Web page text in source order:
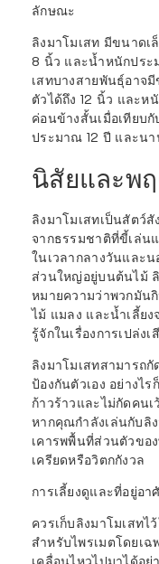
ลักษณะ
ลิงมาโมเสท มีขนาด
8 นิ้ว และน้ำหนักประ
เสทบางสายพันธุ์อาจ
ตัวได้ถึง 12 นิ้ว และห
ค่อนข้างสั้นเมื่อเทียบ
ประมาณ 12 ปี และนา
นิสัยและพ
ลิงมาโมเสทเป็นสัตว์
จากธรรมชาติที่ขี้เล่น
ในเวลากลางวันและ
ส่วนใหญ่อยู่บนต้นไม้
หมายความว่าพวกมัน
ไม้ แมลง และน้ำเลี้ย
รู้จักในเรื่องการเปล่ง
ลิงมาโมเสทสามารถ
ป้องกันตัวเอง อย่างไ
ก้าวร้าวและไม่กัดคน
หากคุณกำลังเล่นกับลิ
เคารพพื้นที่ส่วนตัวขอ
เครียดหรือวิตกกังวล
การเลี้ยงดูและที่อยู่อา
ควรเก็บลิงมาโมเสทไ
สำหรับไพรเมตโดยเ
เคลื่อนไหวไปมาได้อ